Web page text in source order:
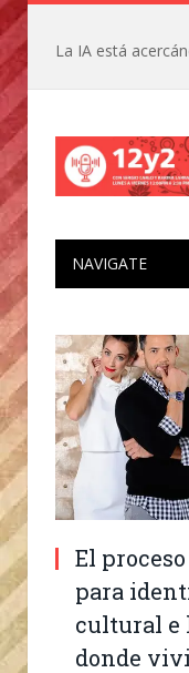
NAVIGATE
El
para
cultural e
donde